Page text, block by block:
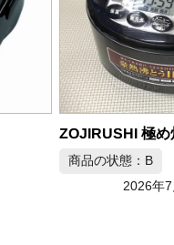
ャー
バーミキュラ ラ
2026年